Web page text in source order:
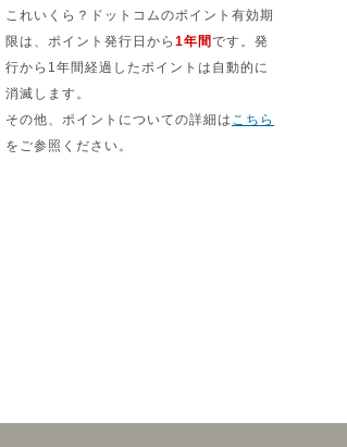
これいくら？ドットコムのポイント有効期
限は、ポイント発行日から 1年間です。発
行から1年間経過したポイントは自動的に
消滅します。
その他、ポイントについての詳細は こちら
をご参照ください。